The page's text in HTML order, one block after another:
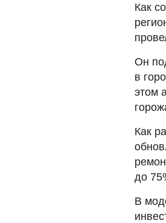
Как
Он
в
этом
Как
до
В